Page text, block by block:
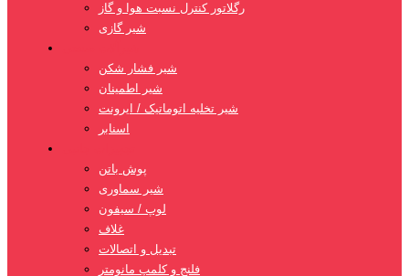
رگلاتور کنترل نسبت هوا و گاز
شیر گازی
شیر فشار شکن
شیر اطمینان
شیر تخلیه اتوماتیک / ایرونت
اسنابر
پوش باتن
شیر سماوری
لوپ / سیفون
غلاف
تبدیل و اتصالات
فلنج و کلمپ مانومتر